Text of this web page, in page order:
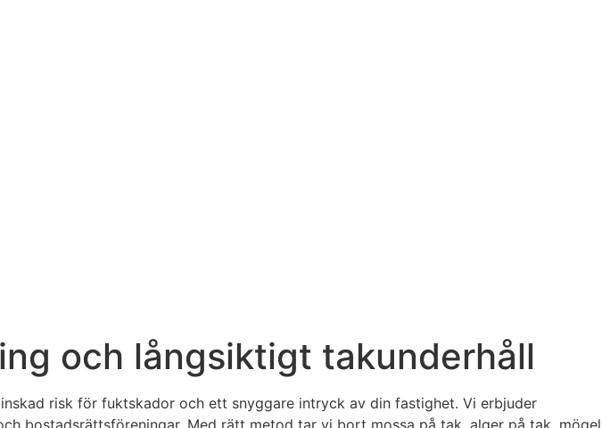
och långsiktigt takunderhåll
risk för fuktskador och ett snyggare intryck av din fastighet. Vi erbjuder
bostadsrättsföreningar. Med rätt metod tar vi bort mossa på tak, alger på tak, mögel